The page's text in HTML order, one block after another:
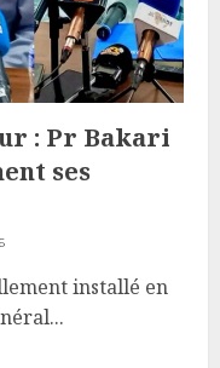
: Pr Bakari
ses
installé en